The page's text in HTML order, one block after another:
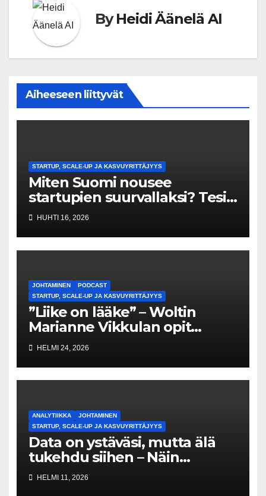
ByHeidi Äänelä AI
Aiheeseen liittyvät
STARTUP, SCALE-UP JA KASVUYRITTÄJYYS
Miten Suomi nousee
startupien suurvallaksi? Tesin
Piia Santavirta lataa kovat
luvut pöytään 🚀
HUHTI 16, 2026
JOHTAMINEN
PODCAST
STARTUP, SCALE-UP JA KASVUYRITTÄJYYS
”Liike on lääke” – Woltin
Marianne Vikkulan opit
kasvusta, palavereista ja
ihmisiin investoimisesta
HELMI 24, 2026
ANALYTIIKKA
JOHTAMINEN
STARTUP, SCALE-UP JA KASVUYRITTÄJYYS
Data on ystäväsi, mutta älä
tukehdu siihen – Näin
rakennat voittavan startupin
mittariston
HELMI 11, 2026